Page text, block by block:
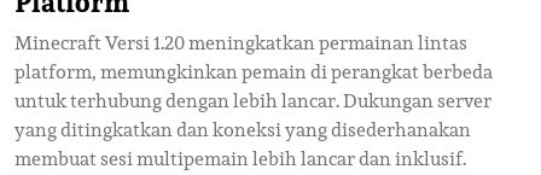
Minecraft Versi 1.20 meningkatkan permainan lintas
platform, memungkinkan pemain di perangkat berbeda
untuk terhubung dengan lebih lancar. Dukungan server
yang ditingkatkan dan koneksi yang disederhanakan
membuat sesi multipemain lebih lancar dan inklusif.